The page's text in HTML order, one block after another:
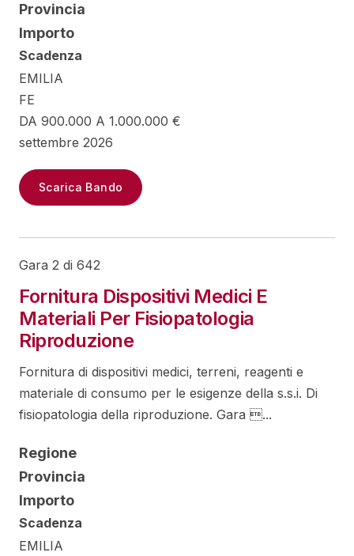
Provincia
Importo
Scadenza
EMILIA
FE
DA 900.000 A 1.000.000 €
settembre 2026
Scarica Bando
Gara 2 di 642
Fornitura Dispositivi Medici E
Materiali Per Fisiopatologia
Riproduzione
Fornitura di dispositivi medici, terreni, reagenti e
materiale di consumo per le esigenze della s.s.i. Di
fisiopatologia della riproduzione. Gara ...
Regione
Provincia
Importo
Scadenza
EMILIA